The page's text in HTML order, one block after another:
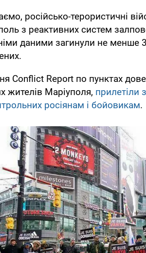
російсько-терористичні
з реактивних систем
даними загинули не менше
Conflict Report по пунктах
жителів Маріуполя, прилетіли
росіянам і бойовикам.